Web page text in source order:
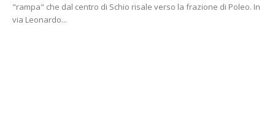
"rampa" che dal centro di Schio risale verso la frazione di Poleo. In
via Leonardo...